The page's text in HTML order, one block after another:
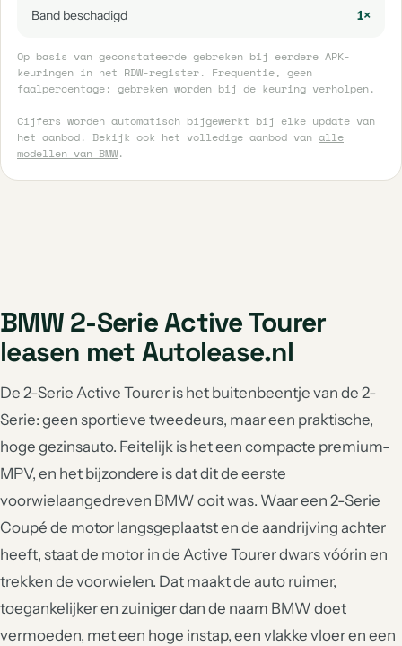
Band beschadigd
1×
Op basis van geconstateerde gebreken bij eerdere APK-
keuringen in het RDW-register. Frequentie, geen
faalpercentage; gebreken worden bij de keuring verholpen.
Cijfers worden automatisch bijgewerkt bij elke update van
het aanbod. Bekijk ook het volledige aanbod van alle
modellen van BMW.
BMW 2-Serie Active Tourer
leasen met Autolease.nl
De 2-Serie Active Tourer is het buitenbeentje van de 2-
Serie: geen sportieve tweedeurs, maar een praktische,
hoge gezinsauto. Feitelijk is het een compacte premium-
MPV, en het bijzondere is dat dit de eerste
voorwielaangedreven BMW ooit was. Waar een 2-Serie
Coupé de motor langsgeplaatst en de aandrijving achter
heeft, staat de motor in de Active Tourer dwars vóórin en
trekken de voorwielen. Dat maakt de auto ruimer,
toegankelijker en zuiniger dan de naam BMW doet
vermoeden, met een hoge instap, een vlakke vloer en een